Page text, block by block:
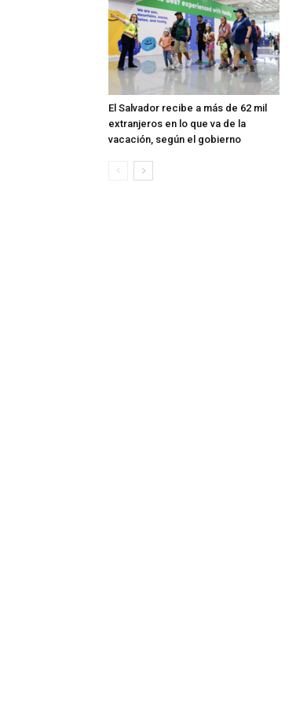
El Salvador recibe a más de 62 mil
extranjeros en lo que va de la
vacación, según el gobierno